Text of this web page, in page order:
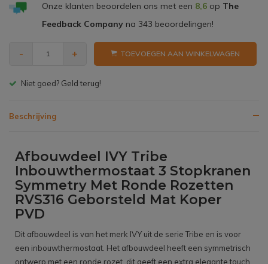
Onze klanten beoordelen ons met een 8,6op The
Feedback Companyna 343 beoordelingen!
- + TOEVOEGEN AAN WINKELWAGEN
Gratis bezorgen v.a. € 150,- (NL)
Beschrijving
Afbouwdeel IVY Tribe
Inbouwthermostaat 3 Stopkranen
Symmetry Met Ronde Rozetten
RVS316 Geborsteld Mat Koper
PVD
Dit afbouwdeel is van het merk IVY uit de serie Tribe en is voor
een inbouwthermostaat. Het afbouwdeel heeft een symmetrisch
ontwerp met een ronde rozet, dit geeft een extra elegante touch